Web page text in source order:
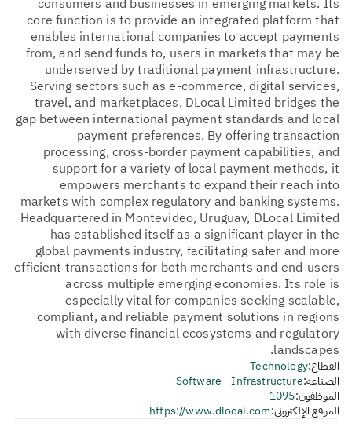
consumers and businesses in emerging markets. Its
core function is to provide an integrated platform that
enables international companies to accept payments
from, and send funds to, users in markets that may be
underserved by traditional payment infrastructure.
Serving sectors such as e-commerce, digital services,
travel, and marketplaces, DLocal Limited bridges the
gap between international payment standards and local
payment preferences. By offering transaction
processing, cross-border payment capabilities, and
support for a variety of local payment methods, it
empowers merchants to expand their reach into
markets with complex regulatory and banking systems.
Headquartered in Montevideo, Uruguay, DLocal Limited
has established itself as a significant player in the
global payments industry, facilitating safer and more
efficient transactions for both merchants and end-users
across multiple emerging economies. Its role is
especially vital for companies seeking scalable,
compliant, and reliable payment solutions in regions
with diverse financial ecosystems and regulatory
landscapes.
القطاع:Technology
الصناعة:Software - Infrastructure
الموظفون:1095
الموقع الإلكتروني:https://www.dlocal.com